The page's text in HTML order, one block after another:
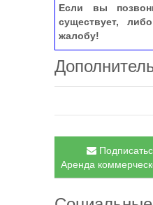
Если вы
существует,
жалобу!
Аренда